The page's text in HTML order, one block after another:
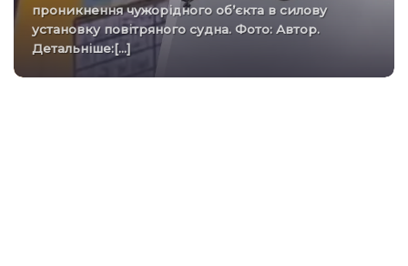
проникнення чужорідного об’єкта в силову
установку повітряного судна. Фото: Автор.
Детальніше:[...]